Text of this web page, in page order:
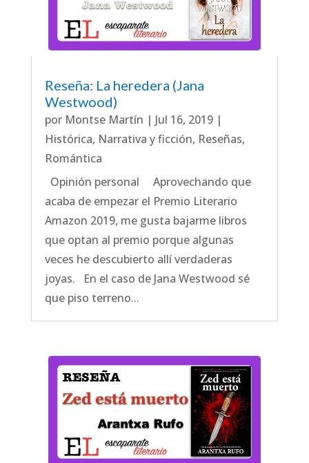
Reseña: La heredera (Jana
Westwood)
por Montse Martín | Jul 16, 2019|
Histórica, Narrativa y ficción, Reseñas,
Romántica
Opinión personal Aprovechando que
acaba de empezar el Premio Literario
Amazon 2019, me gusta bajarme libros
que optan al premio porque algunas
veces he descubierto allí verdaderas
joyas. En el caso de Jana Westwood sé
que piso terreno...